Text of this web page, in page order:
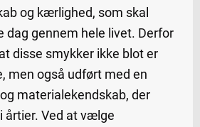
og kærlighed, som skal
dag gennem hele livet. Derfor
disse smykker ikke blot er
men også udført med en
materialekendskab, der
årtier. Ved at vælge